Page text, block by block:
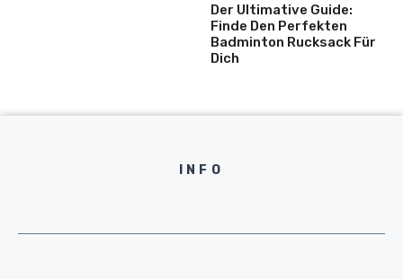
Der Ultimative Guide:
Finde Den Perfekten
Badminton Rucksack Für
Dich
INFO